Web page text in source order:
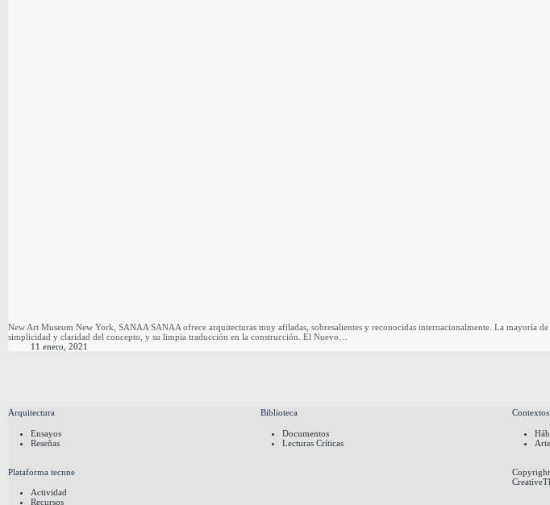
New Art Museum New York, SANAA SANAA ofrece arquitecturas muy afiladas, sobresalientes y reconocidas internacionalmente. La mayoría de
simplicidad y claridad del concepto, y su limpia traducción en la construcción. El Nuevo…
11 enero, 2021
Arquitectura
Ensayos
Reseñas
Biblioteca
Documentos
Lecturas Críticas
Contextos
Plataforma tecnne
Actividad
Recursos